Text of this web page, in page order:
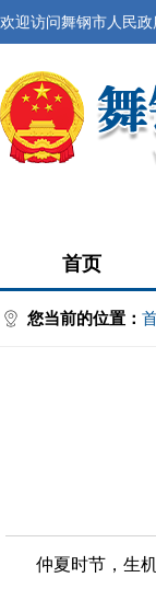
欢迎访问舞钢市人民
首页
您当前的位置：
仲夏时节，生